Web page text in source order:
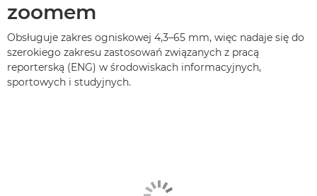
zoomem
Obsługuje zakres ogniskowej 4,3–65 mm, więc nadaje się do
szerokiego zakresu zastosowań związanych z pracą
reporterską (ENG) w środowiskach informacyjnych,
sportowych i studyjnych.